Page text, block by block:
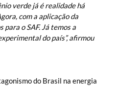
verde já é realidade há
com a aplicação da
para o SAF. Já temos a
do país”, afirmou
do Brasil na energia